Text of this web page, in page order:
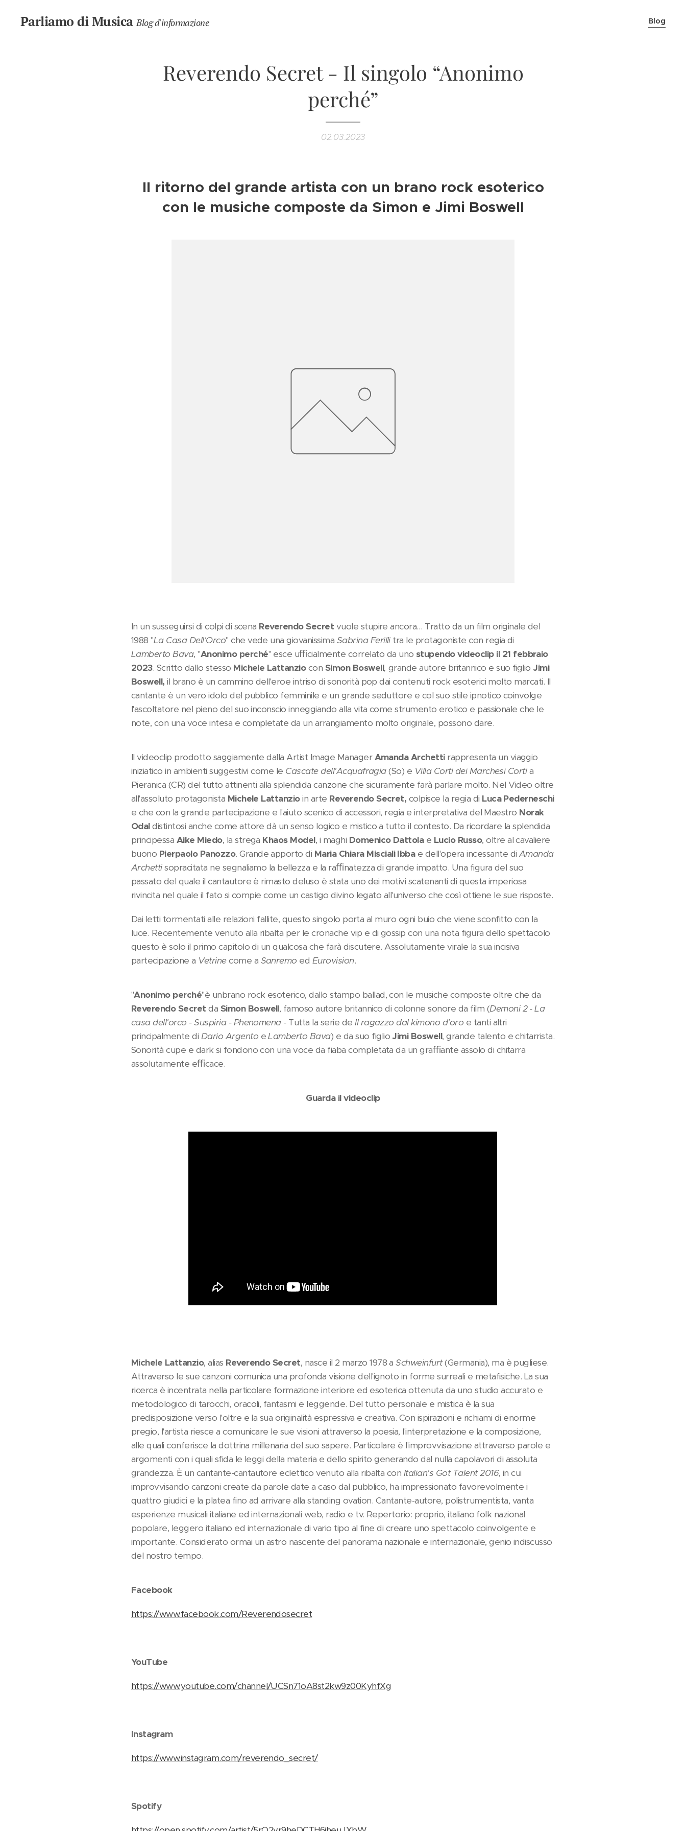
Parliamo di MusicaBlog d'informazione Blog
Reverendo Secret - Il singolo “Anonimo
perché”
02.03.2023
Il ritorno del grande artista con un brano rock esoterico
con le musiche composte da Simon e Jimi Boswell
In un susseguirsi di colpi di scena Reverendo Secret vuole stupire ancora… Tratto da un film originale del
1988 "La Casa Dell'Orco" che vede una giovanissima Sabrina Ferillitra le protagoniste con regia di
Lamberto Bava, "Anonimo perché" esce uﬃcialmente correlato da uno stupendo videoclip il 21 febbraio
2023. Scritto dallo stesso Michele Lattanziocon Simon Boswell, grande autore britannico e suo figlioJimi
Boswell, il brano è un cammino dell'eroe intriso di sonorità pop dai contenuti rock esoterici molto marcati. Il
cantante è un vero idolo del pubblico femminile e un grande seduttore e col suo stile ipnotico coinvolge
l'ascoltatore nel pieno del suo inconscio inneggiando alla vita come strumento erotico e passionale che le
note, con una voce intesa e completate da un arrangiamento molto originale, possono dare.
Il videoclip prodotto saggiamente dalla Artist Image ManagerAmanda Archettirappresenta un viaggio
iniziatico in ambienti suggestivi come le Cascate dell'Acquafragia(So) e Villa Corti dei Marchesi Cortia
Pieranica (CR) del tutto attinenti alla splendida canzone che sicuramente farà parlare molto. Nel Video oltre
all'assoluto protagonista Michele Lattanzioin arte Reverendo Secret, colpisce la regia di Luca Pederneschi
e che con la grande partecipazione e l'aiuto scenico di accessori, regia e interpretativa del Maestro Norak
Odaldistintosi anche come attore dà un senso logico e mistico a tutto il contesto. Da ricordare la splendida
principessa Aike Miedo, la strega Khaos Model, i maghi Domenico Dattolae Lucio Russo, oltre al cavaliere
buono Pierpaolo Panozzo. Grande apporto di Maria Chiara Misciali Ibbae dell'opera incessante di Amanda
Archettisopracitata ne segnaliamo la bellezza e la raﬃnatezza di grande impatto. Una figura del suo
passato del quale il cantautore è rimasto deluso è stata uno dei motivi scatenanti di questa imperiosa
rivincita nel quale il fato si compie come un castigo divino legato all'universo che così ottiene le sue risposte.
Dai letti tormentati alle relazioni fallite, questo singolo porta al muro ogni buio che viene sconfitto con la
luce. Recentemente venuto alla ribalta per le cronache vip e di gossip con una nota figura dello spettacolo
questo è solo il primo capitolo di un qualcosa che farà discutere. Assolutamente virale la sua incisiva
partecipazione a Vetrinecome a Sanremo ed Eurovision.
"Anonimo perché"è unbrano rock esoterico, dallo stampo ballad, con le musiche composte oltre che da
Reverendo Secret da Simon Boswell, famoso autore britannico di colonne sonore da film (Demoni 2 - La
casa dell'orco - Suspiria - Phenomena - Tutta la serie de Il ragazzo dal kimono d'oro e tanti altri
principalmente di Dario Argento eLamberto Bava) e da suo figlioJimi Boswell, grande talento e chitarrista.
Sonorità cupe e dark si fondono con una voce da fiaba completata da un graﬃante assolo di chitarra
assolutamente eﬃcace.
Guarda il videoclip
Michele Lattanzio, alias Reverendo Secret, nasce il 2 marzo 1978 aSchweinfurt(Germania), ma è pugliese.
Attraverso le sue canzoni comunica una profonda visione dell'ignoto in forme surreali e metafisiche. La sua
ricerca è incentrata nella particolare formazione interiore ed esoterica ottenuta da uno studio accurato e
metodologico di tarocchi, oracoli, fantasmi e leggende. Del tutto personale e mistica è la sua
predisposizione verso l'oltre e la sua originalità espressiva e creativa. Con ispirazioni e richiami di enorme
pregio, l'artista riesce a comunicare le sue visioni attraverso la poesia, l'interpretazione e la composizione,
alle quali conferisce la dottrina millenaria del suo sapere. Particolare è l'improvvisazione attraverso parole e
argomenti con i quali sfida le leggi della materia e dello spirito generando dal nulla capolavori di assoluta
grandezza. È un cantante-cantautore eclettico venuto alla ribalta con Italian's Got Talent 2016, in cui
improvvisando canzoni create da parole date a caso dal pubblico, ha impressionato favorevolmente i
quattro giudici e la platea fino ad arrivare alla standing ovation. Cantante-autore, polistrumentista, vanta
esperienze musicali italiane ed internazionali web, radio e tv. Repertorio: proprio, italiano folk nazional
popolare, leggero italiano ed internazionale di vario tipo al fine di creare uno spettacolo coinvolgente e
importante. Considerato ormai un astro nascente del panorama nazionale e internazionale, genio indiscusso
del nostro tempo.
Facebook
https://www.facebook.com/Reverendosecret
YouTube
https://www.youtube.com/channel/UCSn71oA8st2kw9z00KyhfXg
Instagram
https://www.instagram.com/reverendo_secret/
Spotify